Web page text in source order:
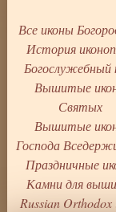
Все иконы
История
Богослужебный
Вышитые
Святых
Вышитые
Господа
Праздничные
Камни для
Russian Orthodox